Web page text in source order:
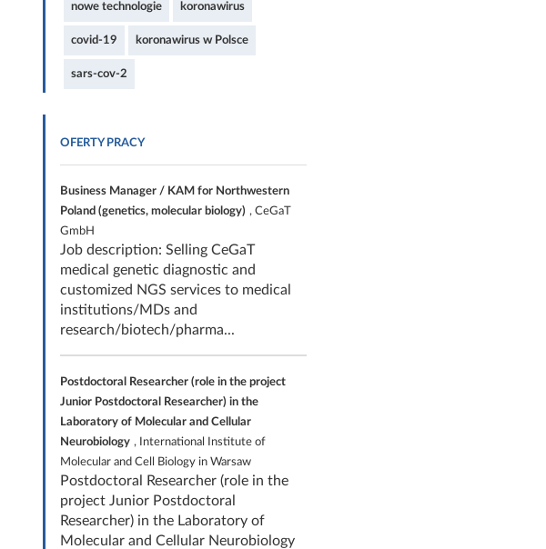
nowe technologie koronawirus
covid-19 koronawirus w Polsce
sars-cov-2
OFERTY PRACY
Business Manager / KAM for Northwestern
Poland (genetics, molecular biology) , CeGaT
GmbH
Job description: Selling CeGaT
medical genetic diagnostic and
customized NGS services to medical
institutions/MDs and
research/biotech/pharma...
Postdoctoral Researcher (role in the project
Junior Postdoctoral Researcher) in the
Laboratory of Molecular and Cellular
Neurobiology , International Institute of
Molecular and Cell Biology in Warsaw
Postdoctoral Researcher (role in the
project Junior Postdoctoral
Researcher) in the Laboratory of
Molecular and Cellular Neurobiology